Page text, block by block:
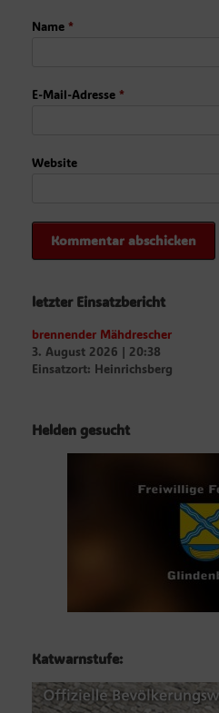
Name *
E-Mail-Adresse *
Website
letzter Einsatzbericht
brennender Mähdrescher
3. August 2026 | 20:38
Einsatzort: Heinrichsberg
Helden gesucht
Katwarnstufe: